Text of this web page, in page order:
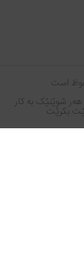
است
هەر شوێنێک بە کار
بکرێت